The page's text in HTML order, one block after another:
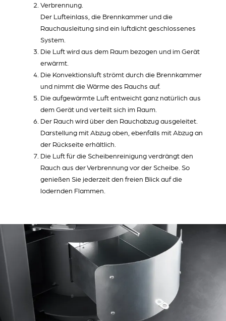
Verbrennung.
Der Lufteinlass, die Brennkammer und die
Rauchausleitung sind ein luftdicht geschlossenes
System.
Die Luft wird aus dem Raum bezogen und im Gerät
erwärmt.
Die Konvektionsluft strömt durch die Brennkammer
und nimmt die Wärme des Rauchs auf.
Die aufgewärmte Luft entweicht ganz natürlich aus
dem Gerät und verteilt sich im Raum.
Der Rauch wird über den Rauchabzug ausgeleitet.
Darstellung mit Abzug oben, ebenfalls mit Abzug an
der Rückseite erhältlich.
Die Luft für die Scheibenreinigung verdrängt den
Rauch aus der Verbrennung vor der Scheibe. So
genießen Sie jederzeit den freien Blick auf die
lodernden Flammen.